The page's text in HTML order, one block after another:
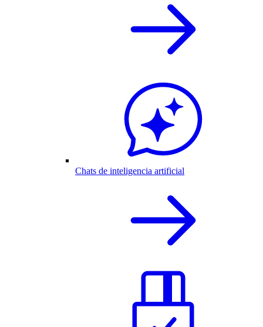
Chats de inteligencia artificial